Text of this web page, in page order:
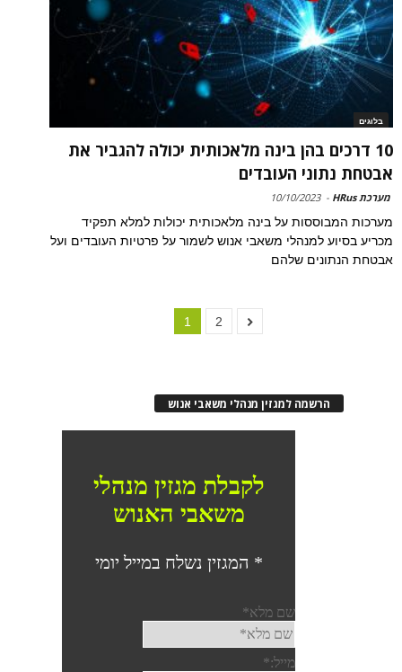
בלוגים
10 דרכים בהן בינה מלאכותית יכולה להגביר את
אבטחת נתוני העובדים
מערכת HRus -
10/10/2023
מערכות המבוססות על בינה מלאכותית יכולות למלא תפקיד
מכריע בסיוע למנהלי משאבי אנוש לשמור על פרטיות העובדים ועל
אבטחת הנתונים שלהם
1 2
הרשמה למגזין מנהלי משאבי אנוש